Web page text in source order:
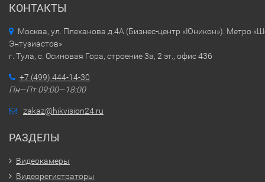
КОНТАКТЫ
Москва, ул. Плеханова д.4А (Бизнес-центр «Юникон»). Метро
Энтузиастов»
г. Тула, с. Осиновая Гора, строение 3а, 2 эт., офис 436
+7 (499) 444-14-30
Пн—Пт 09:00—18:00
zakaz@hikvision24.ru
РАЗДЕЛЫ
Видеокамеры
Видеорегистраторы